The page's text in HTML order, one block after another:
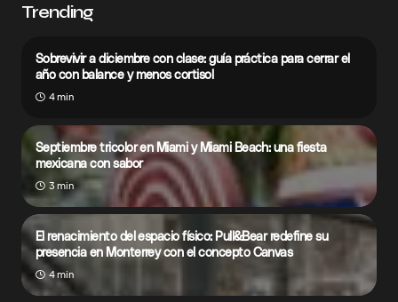
Trending
Sobrevivir a diciembre con clase: guía práctica para cerrar el
año con balance y menos cortisol
4 min
Septiembre tricolor en Miami y Miami Beach: una fiesta
mexicana con sabor
3 min
El renacimiento del espacio físico: Pull&Bear redefine su
presencia en Monterrey con el concepto Canvas
4 min